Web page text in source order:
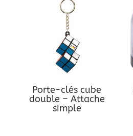
Porte-clés cube
double – Attache
simple